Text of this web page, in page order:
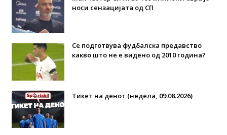
носи сензацијата од СП
Се подготвува фудбалска предавство
какво што не е видено од 2010 година?
Тикет на денот (недела, 09.08.2026)